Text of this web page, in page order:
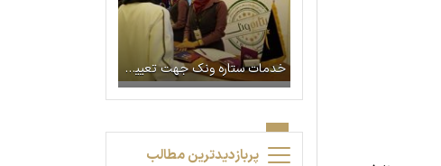
خدمات ستاره ونک جهت تعیین وقت سفارت انگلیس
پربازدیدترین مطالب